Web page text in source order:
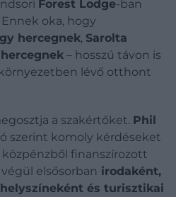
Forest Lodge-ban
oka, hogy
hercegnek, Sarolta
– hosszú távon is
lévő otthont
a szakértőket. Phil
szerint komoly kérdéseket
finanszírozott
elsősorban irodaként,
és turisztikai